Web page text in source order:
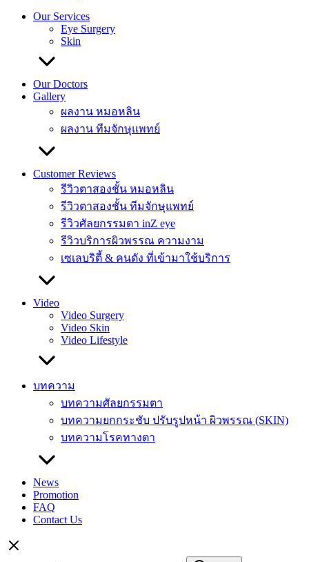
Our Services
Eye Surgery
Skin
Our Doctors
Gallery
ผลงาน หมอหลิน
ผลงาน ทีมจักษุแพทย์
Customer Reviews
รีวิวตาสองชั้น หมอหลิน
รีวิวตาสองชั้น ทีมจักษุแพทย์
รีวิวศัลยกรรมตา inZ eye
รีวิวบริการผิวพรรณ ความงาม
เซเลบริตี้ & คนดัง ที่เข้ามาใช้บริการ
Video
Video Surgery
Video Skin
Video Lifestyle
บทความ
บทความศัลยกรรมตา
บทความยกกระชับ ปรับรูปหน้า ผิวพรรณ (SKIN)
บทความโรคทางตา
News
Promotion
FAQ
Contact Us